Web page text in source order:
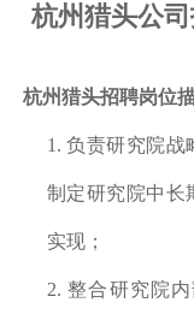
杭州猎头公
杭州猎头招聘岗位
1. 负责研究院战
制定研究院中长
实现；
2. 整合研究院